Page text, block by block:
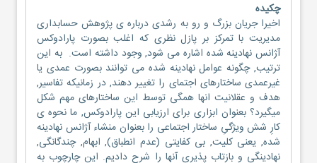
چکیده
اخیرا جریان بزرگ و رو به رشدی درباره ی پژوهش حسابداری
مدیریت با تمرکز بر پازل نظری که اغلب بصورت پارادوکس
آژانس نهادینه شده اشاره می شود, وجود داشته است. به این
ترتیب, چگونه عوامل نهادینه شده می توانند بصورت عمدی یا
غیرعمدی ساختارهای اجتمای را تغییر دهند, در زمانیکه تفاسیر,
هدف و عقلانیت انها همگی توسط این ساختارهای مهم شکل
میگیرد؟ بعنوان ابزاری برای ارزیابی این پارادوکس, ما نحوه ی
کارِ شش ویژگیِ ساختار اجتماعی را بعنوان منشاء آژانس نهادینه
شده, یعنی کلیت, بی کفایتی (عدم انطباق), ابهام, چندگانگی,
نهادینگی و بازتاب پذیری آنها را شرح دادیم. این چارچوب به